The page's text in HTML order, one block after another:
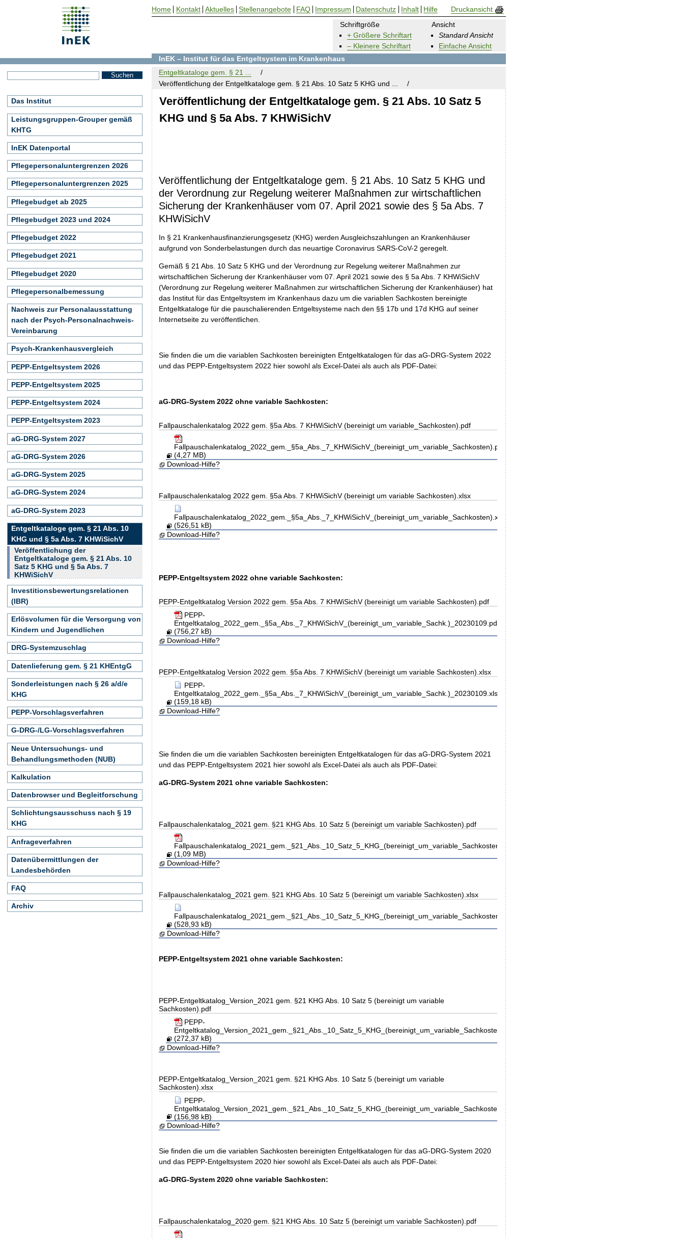
Veröffentlichung der Entgeltkataloge gem. § 21 Abs. 10 Satz 5
KHG und § 5a Abs. 7 KHWiSichV
Schriftgröße
+ Größere Schriftart
– Kleinere Schriftart
Ansicht
Standard Ansicht
Einfache Ansicht
Veröffentlichung der Entgeltkataloge gem. § 21 Abs. 10 Satz 5 KHG und
der Verordnung zur Regelung weiterer Maßnahmen zur wirtschaftlichen
Sicherung der Krankenhäuser vom 07. April 2021 sowie des § 5a Abs. 7
KHWiSichV
In § 21 Krankenhausfinanzierungsgesetz (KHG) werden Ausgleichszahlungen an Krankenhäuser
aufgrund von Sonderbelastungen durch das neuartige Coronavirus SARS-CoV-2 geregelt.
Gemäß § 21 Abs. 10 Satz 5 KHG und der Verordnung zur Regelung weiterer Maßnahmen zur
wirtschaftlichen Sicherung der Krankenhäuser vom 07. April 2021 sowie des § 5a Abs. 7 KHWiSichV
(Verordnung zur Regelung weiterer Maßnahmen zur wirtschaftlichen Sicherung der Krankenhäuser) hat
das Institut für das Entgeltsystem im Krankenhaus dazu um die variablen Sachkosten bereinigte
Entgeltkataloge für die pauschalierenden Entgeltsysteme nach den §§ 17b und 17d KHG auf seiner
Internetseite zu veröffentlichen.
Sie finden die um die variablen Sachkosten bereinigten Entgeltkatalogen für das aG-DRG-System 2022
und das PEPP-Entgeltsystem 2022 hier sowohl als Excel-Datei als auch als PDF-Datei:
aG-DRG-System 2022 ohne variable Sachkosten:
Fallpauschalenkatalog 2022 gem. §5a Abs. 7 KHWiSichV (bereinigt um variable_Sachkosten).pdf
Fallpauschalenkatalog_2022_gem._§5a_Abs._7_KHWiSichV_(bereinigt_um_variable_Sachkosten).pdf
(4,27 MB)
Download-Hilfe?
Fallpauschalenkatalog 2022 gem. §5a Abs. 7 KHWiSichV (bereinigt um variable Sachkosten).xlsx
Fallpauschalenkatalog_2022_gem._§5a_Abs._7_KHWiSichV_(bereinigt_um_variable_Sachkosten).xlsx
(526,51 kB)
Download-Hilfe?
PEPP-Entgeltsystem 2022 ohne variable Sachkosten:
PEPP-Entgeltkatalog Version 2022 gem. §5a Abs. 7 KHWiSichV (bereinigt um variable Sachkosten).pdf
PEPP-
Entgeltkatalog_2022_gem._§5a_Abs._7_KHWiSichV_(bereinigt_um_variable_Sachk.)_20230109.pdf
(756,27 kB)
Download-Hilfe?
PEPP-Entgeltkatalog Version 2022 gem. §5a Abs. 7 KHWiSichV (bereinigt um variable Sachkosten).xlsx
PEPP-
Entgeltkatalog_2022_gem._§5a_Abs._7_KHWiSichV_(bereinigt_um_variable_Sachk.)_20230109.xlsx
(159,18 kB)
Download-Hilfe?
Sie finden die um die variablen Sachkosten bereinigten Entgeltkatalogen für das aG-DRG-System 2021
und das PEPP-Entgeltsystem 2021 hier sowohl als Excel-Datei als auch als PDF-Datei:
aG-DRG-System 2021 ohne variable Sachkosten:
Fallpauschalenkatalog_2021 gem. §21 KHG Abs. 10 Satz 5 (bereinigt um variable Sachkosten).pdf
Fallpauschalenkatalog_2021_gem._§21_Abs._10_Satz_5_KHG_(bereinigt_um_variable_Sachkosten).pdf
(1,09 MB)
Download-Hilfe?
Fallpauschalenkatalog_2021 gem. §21 KHG Abs. 10 Satz 5 (bereinigt um variable Sachkosten).xlsx
Fallpauschalenkatalog_2021_gem._§21_Abs._10_Satz_5_KHG_(bereinigt_um_variable_Sachkosten).xlsx
(528,93 kB)
Download-Hilfe?
PEPP-Entgeltsystem 2021 ohne variable Sachkosten:
PEPP-Entgeltkatalog_Version_2021 gem. §21 KHG Abs. 10 Satz 5 (bereinigt um variable
Sachkosten).pdf
PEPP-
Entgeltkatalog_Version_2021_gem._§21_Abs._10_Satz_5_KHG_(bereinigt_um_variable_Sachkosten).pdf
(272,37 kB)
Download-Hilfe?
PEPP-Entgeltkatalog_Version_2021 gem. §21 KHG Abs. 10 Satz 5 (bereinigt um variable
Sachkosten).xlsx
PEPP-
Entgeltkatalog_Version_2021_gem._§21_Abs._10_Satz_5_KHG_(bereinigt_um_variable_Sachkosten).xlsx
(156,98 kB)
Download-Hilfe?
Sie finden die um die variablen Sachkosten bereinigten Entgeltkatalogen für das aG-DRG-System 2020
und das PEPP-Entgeltsystem 2020 hier sowohl als Excel-Datei als auch als PDF-Datei:
aG-DRG-System 2020 ohne variable Sachkosten:
Fallpauschalenkatalog_2020 gem. §21 KHG Abs. 10 Satz 5 (bereinigt um variable Sachkosten).pdf
InEK – Institut für das Entgeltsystem im Krankenhaus
Entgeltkataloge gem. § 21 ...
Veröffentlichung der Entgeltkataloge gem. § 21 Abs. 10 Satz 5 KHG und ...
Das Institut
Leistungsgruppen-Grouper gemäß
KHTG
InEK Datenportal
Pflegepersonaluntergrenzen 2026
Pflegepersonaluntergrenzen 2025
Pflegebudget ab 2025
Pflegebudget 2023 und 2024
Pflegebudget 2022
Pflegebudget 2021
Pflegebudget 2020
Pflegepersonalbemessung
Nachweis zur Personalausstattung
nach der Psych-Personalnachweis-
Vereinbarung
Psych-Krankenhausvergleich
PEPP-Entgeltsystem 2026
PEPP-Entgeltsystem 2025
PEPP-Entgeltsystem 2024
PEPP-Entgeltsystem 2023
aG-DRG-System 2027
aG-DRG-System 2026
aG-DRG-System 2025
aG-DRG-System 2024
aG-DRG-System 2023
Entgeltkataloge gem. § 21 Abs. 10
KHG und § 5a Abs. 7 KHWiSichV
Veröffentlichung der
Entgeltkataloge gem. § 21 Abs. 10
Satz 5 KHG und § 5a Abs. 7
KHWiSichV
Investitionsbewertungsrelationen
(IBR)
Erlösvolumen für die Versorgung von
Kindern und Jugendlichen
DRG-Systemzuschlag
Datenlieferung gem. § 21 KHEntgG
Sonderleistungen nach § 26 a/d/e
KHG
PEPP-Vorschlagsverfahren
G-DRG-/LG-Vorschlagsverfahren
Neue Untersuchungs- und
Behandlungsmethoden (NUB)
Kalkulation
Datenbrowser und Begleitforschung
Schlichtungsausschuss nach § 19
KHG
Anfrageverfahren
Datenübermittlungen der
Landesbehörden
FAQ
Archiv
Home Kontakt Aktuelles Stellenangebote FAQ Impressum Datenschutz Inhalt Hilfe Druckansicht